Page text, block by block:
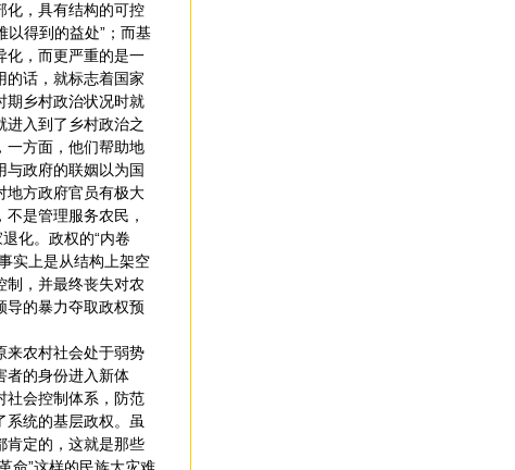
化，具有结构的可控
以得到的益处”；而基
化，而更严重的是一
的话，就标志着国家
期乡村政治状况时就
进入到了乡村政治之
一方面，他们帮助地
与政府的联姻以为国
地方政府官员有极大
是管理服务农民，
化。政权的“内卷
实上是从结构上架空
制，并最终丧失对农
导的暴力夺取政权预
来农村社会处于弱势
者的身份进入新体
社会控制体系，防范
系统的基层政权。虽
肯定的，这就是那些